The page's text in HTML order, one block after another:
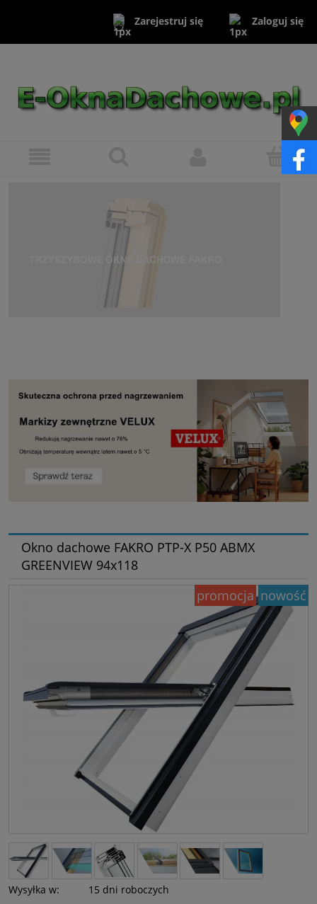
Zarejestruj się Zaloguj się
Okno dachowe FAKRO PTP-X P50 ABMX
GREENVIEW 94x118
promocja nowość
Wysyłka w: 15 dni roboczych